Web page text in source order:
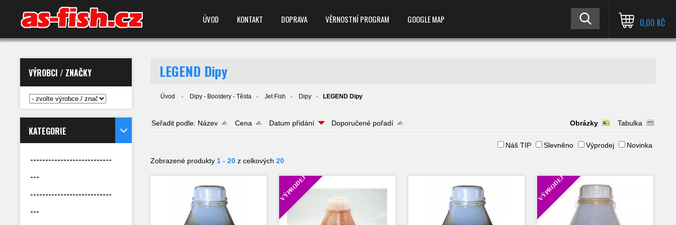
ÚVOD KONTAKT DOPRAVA VĚRNOSTNÍ PROGRAM GOOGLE MAP 0,00 KČ
VÝROBCI / ZNAČKY
KATEGORIE
---------------------------
---
---------------------------
---
LEGEND Dipy
Úvod Dipy - Boostery - Těsta Jet Fish Dipy LEGEND Dipy
Seřadit podle: Název Cena Datum přidání Doporučené pořadí Obrázky Tabulka
Náš TIP Slevněno Výprodej
Novinka
Zobrazené produkty 1 - 20 z celkových20
VÝPRODEJ VÝPRODEJ